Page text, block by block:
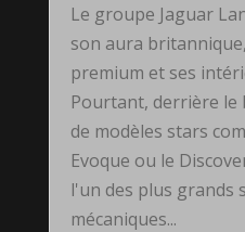
Le groupe Jaguar
son aura
premium et ses
Pourtant, derrière
de modèles stars
Evoque ou le
l'un des plus grands
mécaniques...